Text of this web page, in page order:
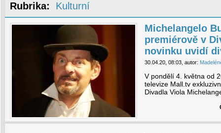
Viola
Rubrika: Kulturní
Michelangelo
premiérově v
novinku uvidí
30.04.20, 08:03, autor:
V pondělí 4. května od
televize Mall.tv
Divadla Viola